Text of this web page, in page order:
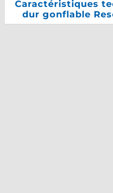
Caractéristiques
dur gonflable